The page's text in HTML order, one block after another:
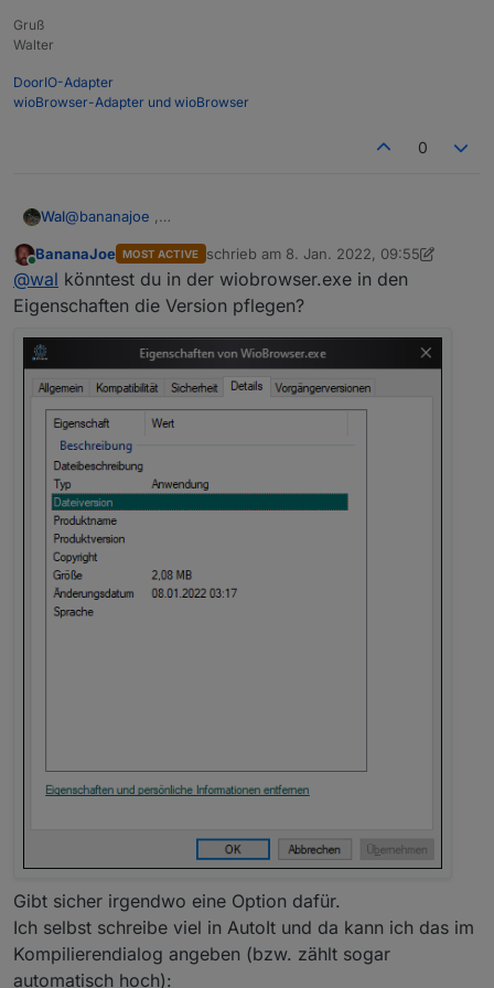
Gruß
Walter
DoorIO-Adapter
wioBrowser-Adapter und wioBrowser
0
Wal@bananajoe ,
add battery capacity
Version 0.0.9
add translate
Online
BananaJoe MOST ACTIVE schrieb am 8. Jan. 2022, 09:55
zuletzt editiert von BananaJoe1. Aug.
@wal könntest du in der wiobrowser.exe in den
Eigenschaften die Version pflegen?
Gibt sicher irgendwo eine Option dafür.
Ich selbst schreibe viel in AutoIt und da kann ich das im
Kompilierendialog angeben (bzw. zählt sogar
automatisch hoch):